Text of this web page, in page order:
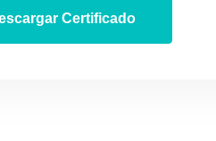
Certificado